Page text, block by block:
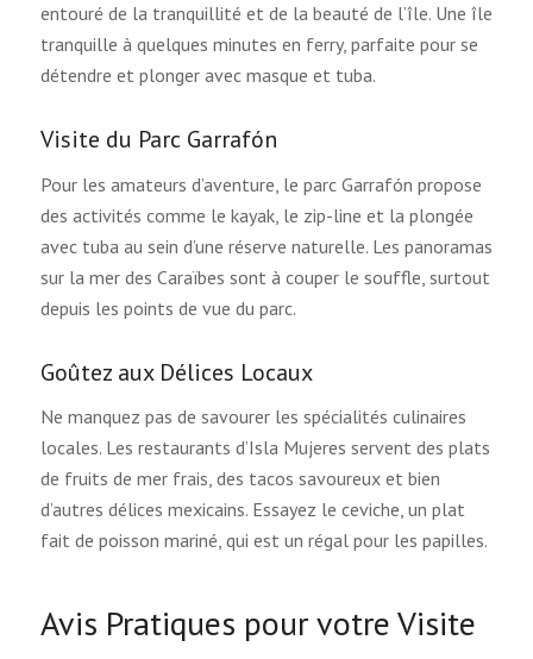
entouré de la tranquillité et de la beauté de l’île. Une île
tranquille à quelques minutes en ferry, parfaite pour se
détendre et plonger avec masque et tuba.
Visite du Parc Garrafón
Pour les amateurs d’aventure, le parc Garrafón propose
des activités comme le kayak, le zip-line et la plongée
avec tuba au sein d’une réserve naturelle. Les panoramas
sur la mer des Caraïbes sont à couper le souffle, surtout
depuis les points de vue du parc.
Goûtez aux Délices Locaux
Ne manquez pas de savourer les spécialités culinaires
locales. Les restaurants d’Isla Mujeres servent des plats
de fruits de mer frais, des tacos savoureux et bien
d’autres délices mexicains. Essayez le ceviche, un plat
fait de poisson mariné, qui est un régal pour les papilles.
Avis Pratiques pour votre Visite